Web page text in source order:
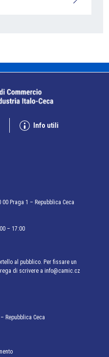
Info utili
Praga 1 – Repubblica Ceca
– 17:00
al pubblico. Per fissare un
di scrivere a info@camic.cz
Repubblica Ceca